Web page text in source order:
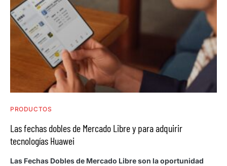
PRODUCTOS
Las fechas dobles de Mercado Libre y para adquirir
tecnologías Huawei
Las Fechas Dobles de Mercado Libre son la oportunidad